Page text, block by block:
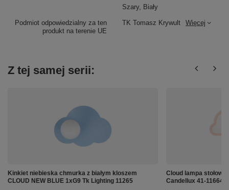
Podmiot odpowiedzialny za ten
produkt na terenie UE
TK Tomasz Krywult Więcej
Szary, Biały
Z tej samej serii:
Kinkiet niebieska chmurka z białym kloszem
CLOUD NEW BLUE 1xG9 Tk Lighting 11265
Cloud lampa
Candellux 41-11664